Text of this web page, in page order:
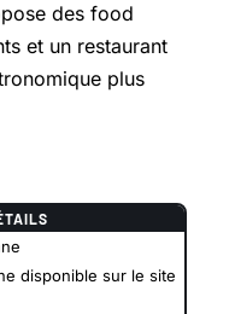
des food
et un restaurant
plus
disponible sur le site